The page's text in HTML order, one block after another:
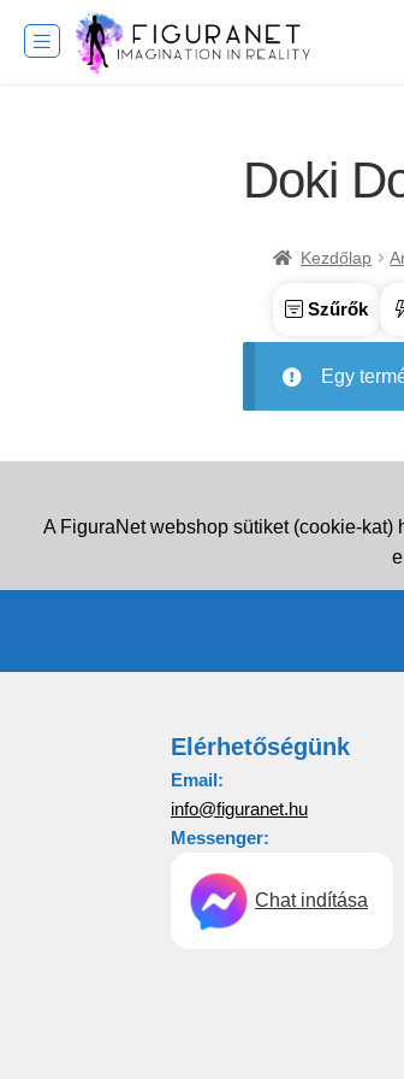
Doki
Kezdőlap
Szűrők
Egy
A FiguraNet webshop sütiket (cookie-
Elérhetőségünk
Email:
info@figuranet.hu
Messenger:
Chat indítása